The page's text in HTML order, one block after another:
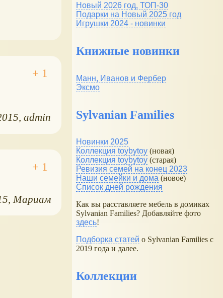
admin
Мариам
Новый 2026 год, ТОП-30
Подарки на Новый 2025 год
Игрушки 2024 - новинки
Книжные новинки
Манн, Иванов и Фербер
Эксмо
Sylvanian Families
Новинки 2025
Коллекция toybytoy (новая)
Коллекция toybytoy (старая)
Ревизия семей на конец 2023
Наши семейки и дома (новое)
Список дней рождения
Как вы расставляете мебель в домиках
Sylvanian Families? Добавляйте фото
здесь!
Подборка статей о Sylvanian Families с
2019 года и далее.
Коллекции